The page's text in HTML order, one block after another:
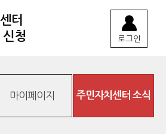
터
청
로그인
마이페이지 주민자치센터 소식